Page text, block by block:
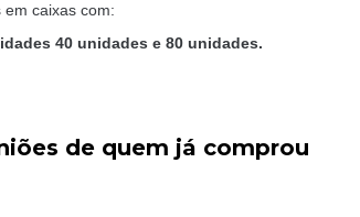
caixas com:
40 unidades e 80 unidades.
de quem já comprou